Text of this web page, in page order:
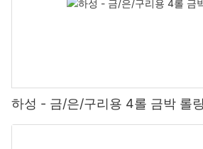
하성 - 금/은/구리용 4롤 금박 롤